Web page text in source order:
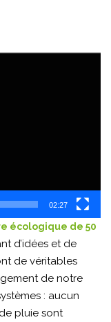
02:27
écologique de 50
d’idées et de
de véritables
de notre
: aucun
pluie sont